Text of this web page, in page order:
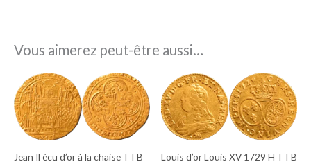
Vous aimerez peut-être aussi…
Jean Il écu d’or à la chaise TTB
Louis d’or Louis XV 1729 H TTB